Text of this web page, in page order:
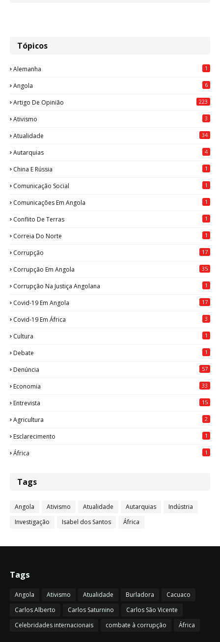
Tópicos
Alemanha 1
Angola 6
Artigo De Opinião 223
Ativismo 3
Atualidade 34
Autarquias 4
China E Rússia 1
Comunicação Social 1
Comunicações Em Angola 1
Conflito De Terras 1
Correia Do Norte 1
Corrupção 17
Corrupção Em Angola 35
Corrupção Na Justiça Angolana 1
Covid-19 Em Angola 17
Covid-19 Em África 3
Cultura 1
Debate 1
Denúncia 57
Economia 33
Entrevista 15
Agricultura 2
Esclarecimento 1
África 1
Tags
Angola Ativismo Atualidade Autarquias
Indústria
Investigação
Isabel dos Santos África
Tags
Angola Ativismo Atualidade Burladora
Cacuaco
Carlos Alberto
Carlos Saturnino
Carlos São Vicente
Celebridades internacionais
combate à corrupção África